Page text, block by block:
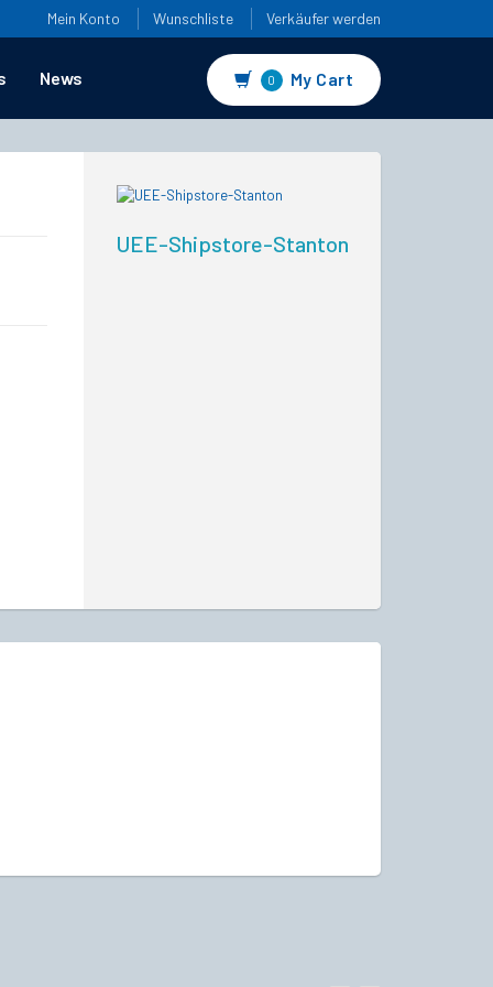
Mein Konto Wunschliste Verkäufer werden
News 0 My Cart
UEE-Shipstore-Stanton